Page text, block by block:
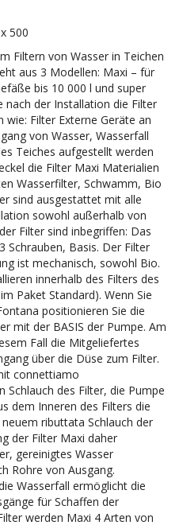
500
Filtern von Wasser in Teichen
aus 3 Modellen: Maxi – für
bis 10 000 l und super
nach der Installation die Filter
Filter Externe Geräte an
von Wasser, Wasserfall
Teiches aufgestellt werden
die Filter Maxi Materialien
Wasserfilter, Schwamm, Bio
sind ausgestattet mit alle
sowohl außerhalb von
Filter sind inbegriffen: Das
Schrauben, Basis. Der Filter
ist mechanisch, sowohl Bio.
innerhalb des Filters des
Paket Standard). Wenn Sie
positionieren Sie die
mit der BASIS der Pumpe. Am
Fall die Mitgeliefertes
über die Düse zum Filter.
connettiamo
Schlauch des Filter, die Pumpe
dem Inneren des Filters die
ributtata Schlauch der
der Filter Maxi daher
gereinigtes Wasser
Rohre von Ausgang.
Wasserfall ermöglicht die
für Schaffen der
werden Maxi 4 Arten von